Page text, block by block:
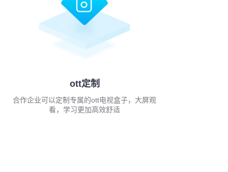
ott定制
合作企业可以定制专属的ott电视盒子，大屏观
看，学习更加高效舒适